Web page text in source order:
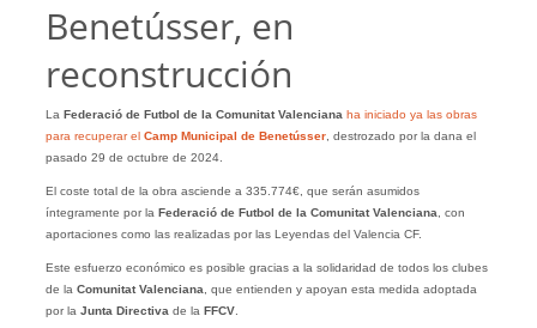
Benetússer, en
reconstrucción
La Federació de Futbol de la Comunitat Valenciana ha iniciado ya las obras
para recuperar el Camp Municipal de Benetússer, destrozado por la dana el
pasado 29 de octubre de 2024.
El coste total de la obra asciende a 335.774€, que serán asumidos
íntegramente por la Federació de Futbol de la Comunitat Valenciana, con
aportaciones como las realizadas por las Leyendas del Valencia CF.
Este esfuerzo económico es posible gracias a la solidaridad de todos los clubes
de la Comunitat Valenciana, que entienden y apoyan esta medida adoptada
por la Junta Directivade la FFCV.